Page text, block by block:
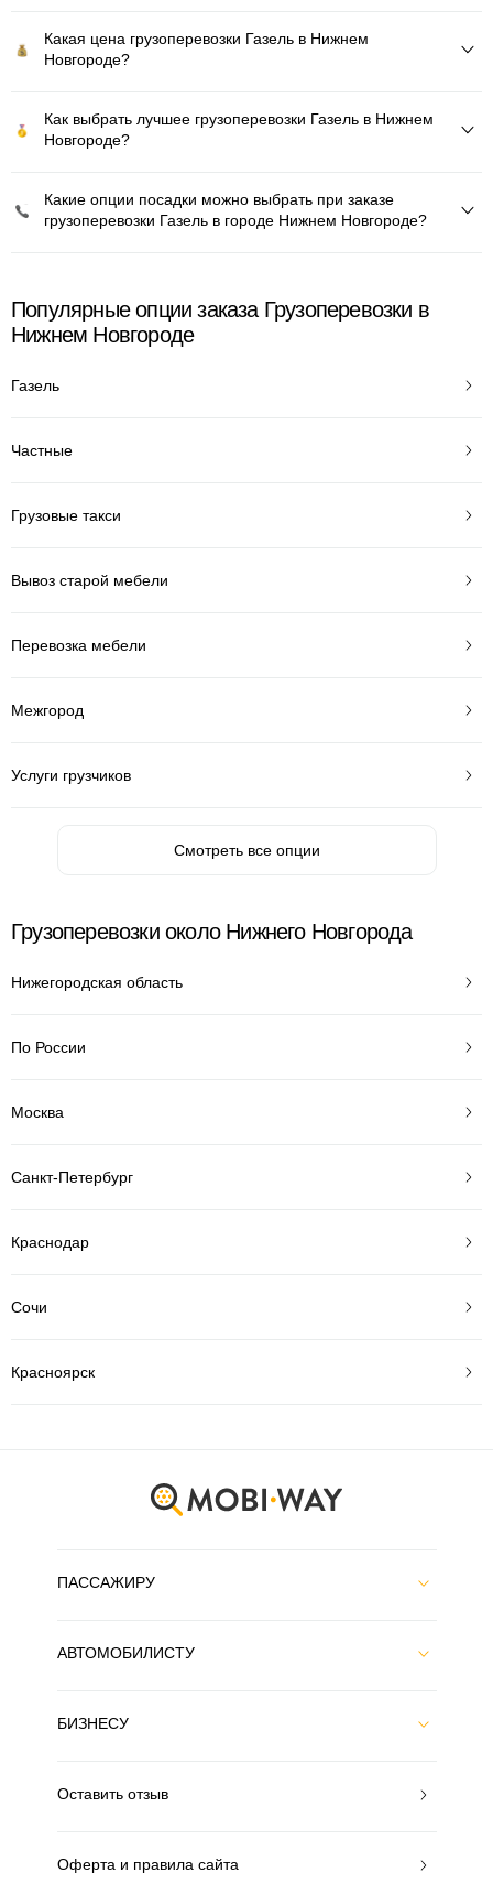
Какая цена грузоперевозки Газель в Нижнем
Новгороде?
Как выбрать лучшее грузоперевозки Газель в Нижнем
Новгороде?
Какие опции посадки можно выбрать при заказе
грузоперевозки Газель в городе Нижнем Новгороде?
Популярные опции заказа Грузоперевозки в
Нижнем Новгороде
Газель
Частные
Грузовые такси
Вывоз старой мебели
Перевозка мебели
Межгород
Услуги грузчиков
Смотреть все опции
Грузоперевозки около Нижнего Новгорода
Нижегородская область
По России
Москва
Санкт-Петербург
Краснодар
Сочи
Красноярск
ПАССАЖИРУ
АВТОМОБИЛИСТУ
БИЗНЕСУ
Оставить отзыв
Оферта и правила сайта